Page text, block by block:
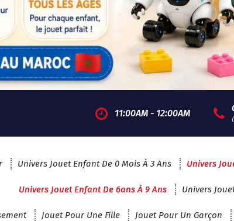
11:00AM - 12:00AM
Univers Jouet Enfant De 0 Mois À 3 Ans Univers
Univers Jouet Enfant De 6ans À 9 Ans Univers
Jouet Pour Une Fille Jouet Pour Un Garçon